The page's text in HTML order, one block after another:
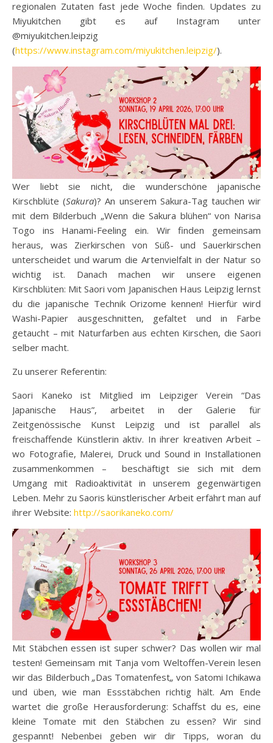
regionalen Zutaten fast jede Woche finden. Updates zu
Miyukitchen gibt es auf Instagram unter
@‌miyukitchen.leipzig
(https://www.instagram.com/miyukitchen.leipzig/).
Wer liebt sie nicht, die wunderschöne japanische
Kirschblüte (Sakura)? An unserem Sakura-Tag tauchen wir
mit dem Bilderbuch „Wenn die Sakura blühen“ von Narisa
Togo ins Hanami-Feeling ein. Wir finden gemeinsam
heraus, was Zierkirschen von Süß- und Sauerkirschen
unterscheidet und warum die Artenvielfalt in der Natur so
wichtig ist. Danach machen wir unsere eigenen
Kirschblüten: Mit Saori vom Japanischen Haus Leipzig lernst
du die japanische Technik Orizome kennen! Hierfür wird
Washi-Papier ausgeschnitten, gefaltet und in Farbe
getaucht – mit Naturfarben aus echten Kirschen, die Saori
selber macht.
Zu unserer Referentin:
Saori Kaneko ist Mitglied im Leipziger Verein “Das
Japanische Haus”, arbeitet in der Galerie für
Zeitgenössische Kunst Leipzig und ist parallel als
freischaffende Künstlerin aktiv. In ihrer kreativen Arbeit –
wo Fotografie, Malerei, Druck und Sound in Installationen
zusammenkommen – beschäftigt sie sich mit dem
Umgang mit Radioaktivität in unserem gegenwärtigen
Leben. Mehr zu Saoris künstlerischer Arbeit erfährt man auf
ihrer Website: http://saorikaneko.com/
Mit Stäbchen essen ist super schwer? Das wollen wir mal
testen! Gemeinsam mit Tanja vom Weltoffen-Verein lesen
wir das Bilderbuch „Das Tomatenfest„ von Satomi Ichikawa
und üben, wie man Essstäbchen richtig hält. Am Ende
wartet die große Herausforderung: Schaffst du es, eine
kleine Tomate mit den Stäbchen zu essen? Wir sind
gespannt! Nebenbei geben wir dir Tipps, woran du